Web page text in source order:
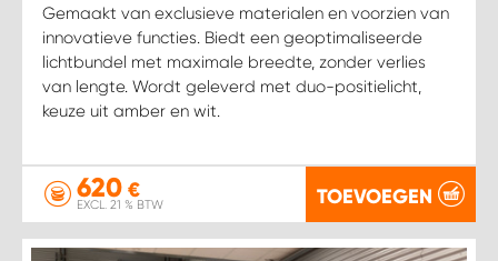
Gemaakt van exclusieve materialen en voorzien van
innovatieve functies. Biedt een geoptimaliseerde
lichtbundel met maximale breedte, zonder verlies
van lengte. Wordt geleverd met duo-positielicht,
keuze uit amber en wit.
620 €
EXCL. 21 % BTW TOEVOEGEN